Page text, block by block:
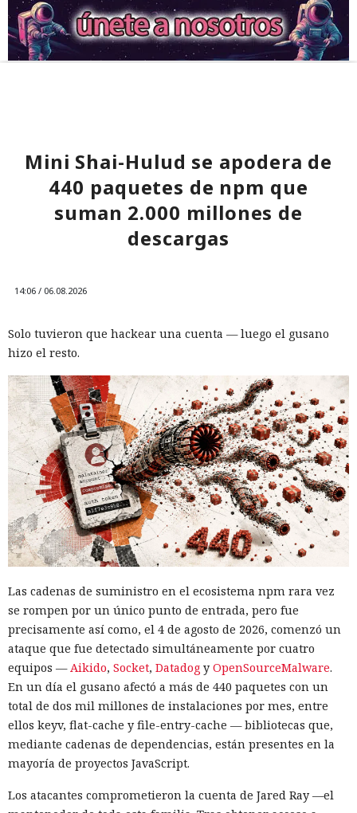
Mini Shai-Hulud se apodera de
440 paquetes de npm que
suman 2.000 millones de
descargas
14:06 / 06.08.2026
Solo tuvieron que hackear una cuenta — luego el gusano
hizo el resto.
Las cadenas de suministro en el ecosistema npm rara vez
se rompen por un único punto de entrada, pero fue
precisamente así como, el 4 de agosto de 2026, comenzó un
ataque que fue detectado simultáneamente por cuatro
equipos —Aikido, Socket, Datadog y OpenSourceMalware.
En un día el gusano afectó a más de 440 paquetes con un
total de dos mil millones de instalaciones por mes, entre
ellos keyv, flat-cache y file-entry-cache — bibliotecas que,
mediante cadenas de dependencias, están presentes en la
mayoría de proyectos JavaScript.
Los atacantes comprometieron la cuenta de Jared Ray —el